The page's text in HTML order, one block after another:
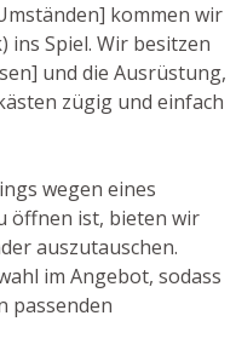
kommen wir
ins Spiel. Wir besitzen
und die Ausrüstung,
zügig und einfach
wegen eines
öffnen ist, bieten wir
auszutauschen.
im Angebot, sodass
passenden